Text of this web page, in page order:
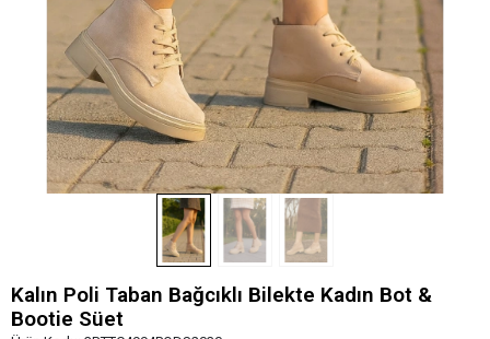
Kalın Poli Taban Bağcıklı Bilekte Kadın Bot &
Bootie Süet